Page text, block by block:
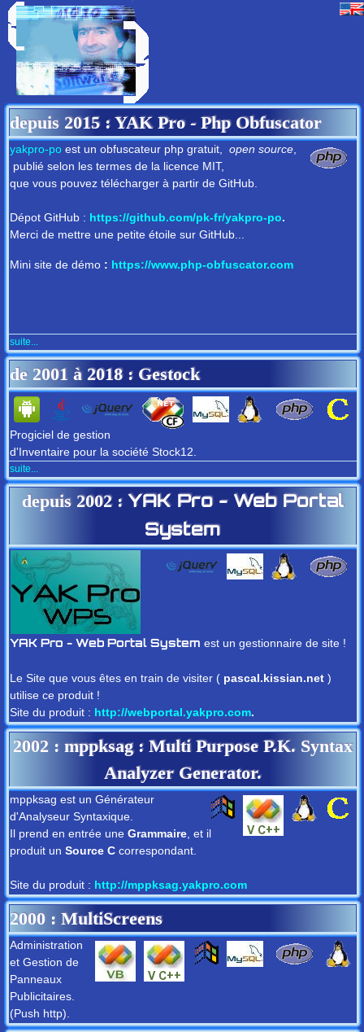
depuis 2015: YAK Pro - Php Obfuscator
yakpro-po est un obfuscateur php gratuit, open source
publié selon les termes de la licence MIT,
que vous pouvez télécharger à partir de GitHub.
Dépot GitHub : https://github.com/pk-fr/yakpro-po.
Merci de mettre une petite étoile sur GitHub...
Mini site de démo : https://www.php-obfuscator.com
suite...
de 2001 à 2018: Gestock
Progiciel de gestion
d'Inventaire pour la société Stock12.
suite...
depuis 2002: YAK Pro - Web Portal
System
YAK Pro - Web Portal System est un gestionnaire de site !
Le Site que vous êtes en train de visiter ( pascal.kissian.net )
utilise ce produit !
Site du produit : http://webportal.yakpro.com.
2002 : mppksag : Multi Purpose P.K. Syntax
Analyzer Generator.
mppksag est un Générateur
d'Analyseur Syntaxique.
Il prend en entrée une Grammaire , et il
produit un Source C correspondant.
Site du produit : http://mppksag.yakpro.com
2000 : MultiScreens
Administration
et Gestion de
Panneaux
Publicitaires.
(Push http).